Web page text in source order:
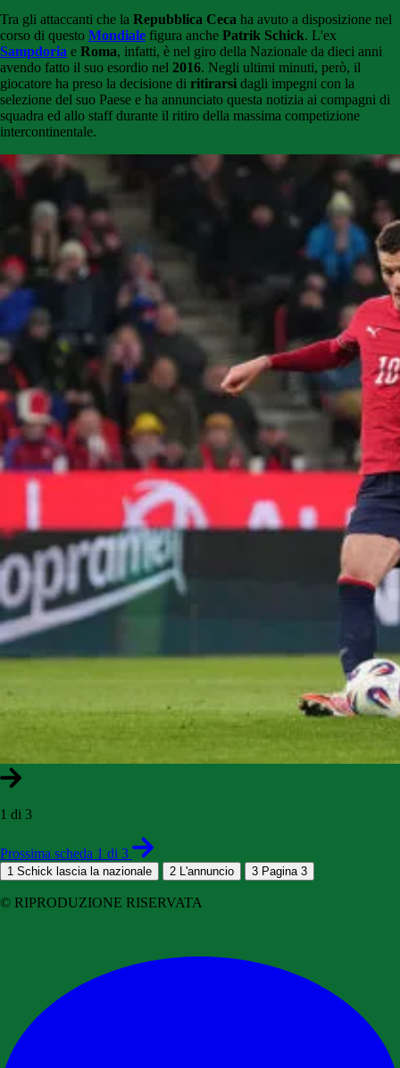
Tra gli attaccanti che la Repubblica Ceca ha avuto a disposizione nel
corso di questo Mondiale figura anche Patrik Schick. L'ex
Sampdoria e Roma, infatti, è nel giro della Nazionale da dieci anni
avendo fatto il suo esordio nel 2016. Negli ultimi minuti, però, il
giocatore ha preso la decisione di ritirarsi dagli impegni con la
selezione del suo Paese e ha annunciato questa notizia ai compagni di
squadra ed allo staff durante il ritiro della massima competizione
intercontinentale.
1 di 3
Prossima scheda 1 di 3
1 Schick lascia la nazionale 2 L'annuncio 3 Pagina 3
© RIPRODUZIONE RISERVATA